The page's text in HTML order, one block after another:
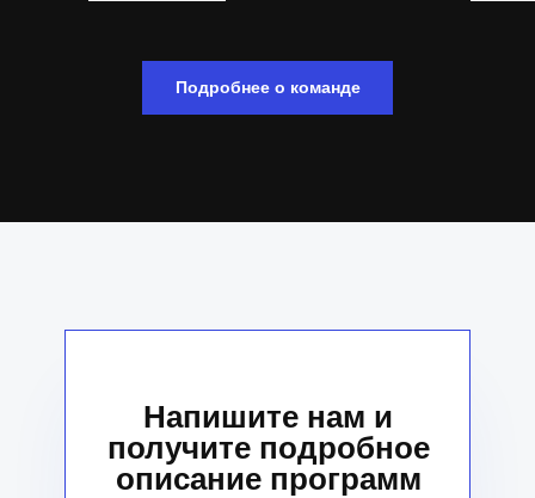
Подробнее о команде
Напишите нам и
получите подробное
описание программ